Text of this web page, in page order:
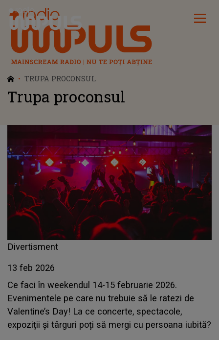
Radio Impuls
TRUPA PROCONSUL
Trupa proconsul
Divertisment
13 feb 2026
Ce faci în weekendul 14-15 februarie 2026.
Evenimentele pe care nu trebuie să le ratezi de
Valentine’s Day! La ce concerte, spectacole,
expoziții și târguri poți să mergi cu persoana iubită?